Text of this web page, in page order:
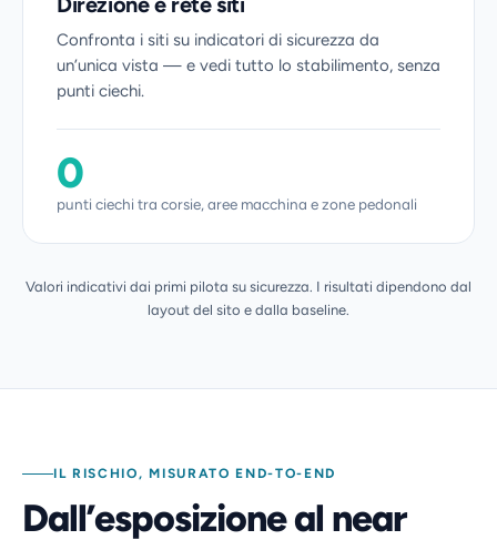
Confronta i siti su indicatori di sicurezza da
un’unica vista — e vedi tutto lo stabilimento, senza
punti ciechi.
0
punti ciechi tra corsie, aree macchina e zone pedonali
Valori indicativi dai primi pilota su sicurezza. I risultati dipendono dal
layout del sito e dalla baseline.
IL RISCHIO, MISURATO END-TO-END
Dall’esposizione al near